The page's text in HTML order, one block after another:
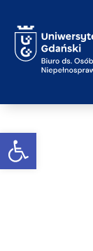
Otwórz widget